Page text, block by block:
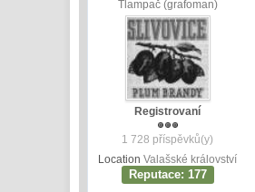
Tlampač (grafoman)
Registrovaní
1 728 příspěvků(y)
Location Valašské království
Reputace: 177